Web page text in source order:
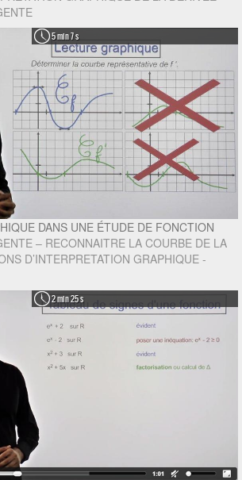
5 min 7 s
DANS UNE ÉTUDE DE FONCTION
– RECONNAITRE LA COURBE DE LA
D’INTERPRETATION GRAPHIQUE -
2 min 25 s